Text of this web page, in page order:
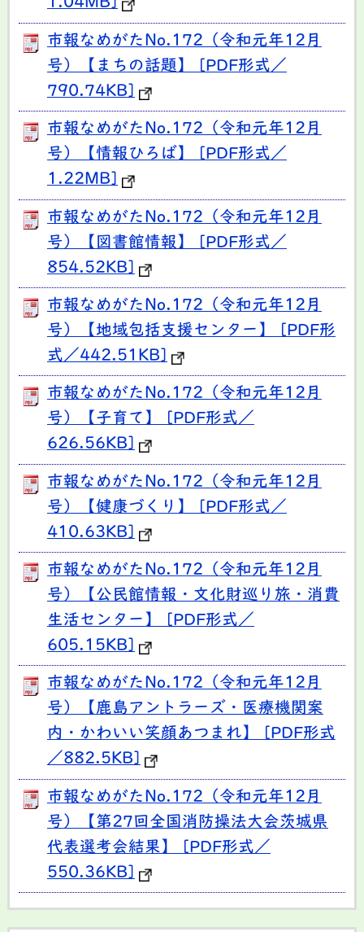
1.04MB]
市報なめがたNo.172（令和元年12月
号）【まちの話題】 [PDF形式／
790.74KB]
市報なめがたNo.172（令和元年12月
号）【情報ひろば】 [PDF形式／
1.22MB]
市報なめがたNo.172（令和元年12月
号）【図書館情報】 [PDF形式／
854.52KB]
市報なめがたNo.172（令和元年12月
号）【地域包括支援センター】 [PDF形
式／442.51KB]
市報なめがたNo.172（令和元年12月
号）【子育て】 [PDF形式／
626.56KB]
市報なめがたNo.172（令和元年12月
号）【健康づくり】 [PDF形式／
410.63KB]
市報なめがたNo.172（令和元年12月
号）【公民館情報・文化財巡り旅・消費
生活センター】 [PDF形式／
605.15KB]
市報なめがたNo.172（令和元年12月
号）【鹿島アントラーズ・医療機関案
内・かわいい笑顔あつまれ】 [PDF形式
／882.5KB]
市報なめがたNo.172（令和元年12月
号）【第27回全国消防操法大会茨城県
代表選考会結果】 [PDF形式／
550.36KB]